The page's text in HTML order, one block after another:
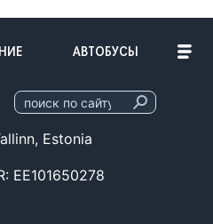
АВТОБУСЫ
Estonia
EE101650278